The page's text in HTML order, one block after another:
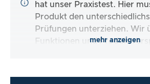
hat unser Praxistest. Hier
Produkt den
Prüfungen unterziehen. Wir
Funktionen undmehr anzeigen